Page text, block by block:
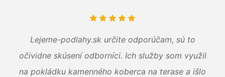
Lejeme-podlahy.sk určite odporúčam, sú to
očividne skúsení odborníci. Ich služby som využil
na pokládku kamenného koberca na terase a išlo